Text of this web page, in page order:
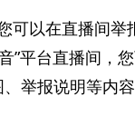
可以在直播间
平台直播间，
举报说明等内容